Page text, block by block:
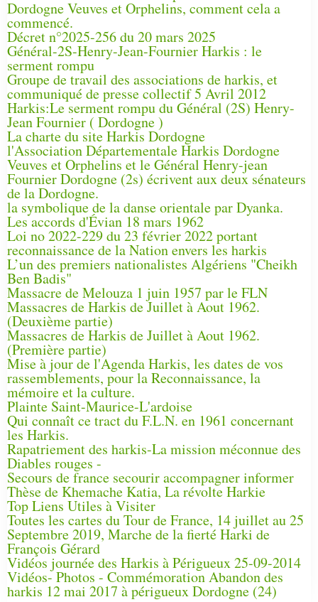
Dordogne Veuves et Orphelins, comment cela a
commencé.
Décret n°2025-256 du 20 mars 2025
Général-2S-Henry-Jean-Fournier Harkis : le
serment rompu
Groupe de travail des associations de harkis, et
communiqué de presse collectif 5 Avril 2012
Harkis:Le serment rompu du Général (2S) Henry-
Jean Fournier ( Dordogne )
La charte du site Harkis Dordogne
l'Association Départementale Harkis Dordogne
Veuves et Orphelins et le Général Henry-jean
Fournier Dordogne (2s) écrivent aux deux sénateurs
de la Dordogne.
la symbolique de la danse orientale par Dyanka.
Les accords d'Évian 18 mars 1962
Loi no 2022-229 du 23 février 2022 portant
reconnaissance de la Nation envers les harkis
L’un des premiers nationalistes Algériens "Cheikh
Ben Badis"
Massacre de Melouza 1 juin 1957 par le FLN
Massacres de Harkis de Juillet à Aout 1962.
(Deuxième partie)
Massacres de Harkis de Juillet à Aout 1962.
(Première partie)
Mise à jour de l'Agenda Harkis, les dates de vos
rassemblements, pour la Reconnaissance, la
mémoire et la culture.
Plainte Saint-Maurice-L'ardoise
Qui connaît ce tract du F.L.N. en 1961 concernant
les Harkis.
Rapatriement des harkis-La mission méconnue des
Diables rouges -
Secours de france secourir accompagner informer
Thèse de Khemache Katia, La révolte Harkie
Top Liens Utiles à Visiter
Toutes les cartes du Tour de France, 14 juillet au 25
Septembre 2019, Marche de la fierté Harki de
François Gérard
Vidéos journée des Harkis à Périgueux 25-09-2014
Vidéos- Photos - Commémoration Abandon des
harkis 12 mai 2017 à périgueux Dordogne (24)